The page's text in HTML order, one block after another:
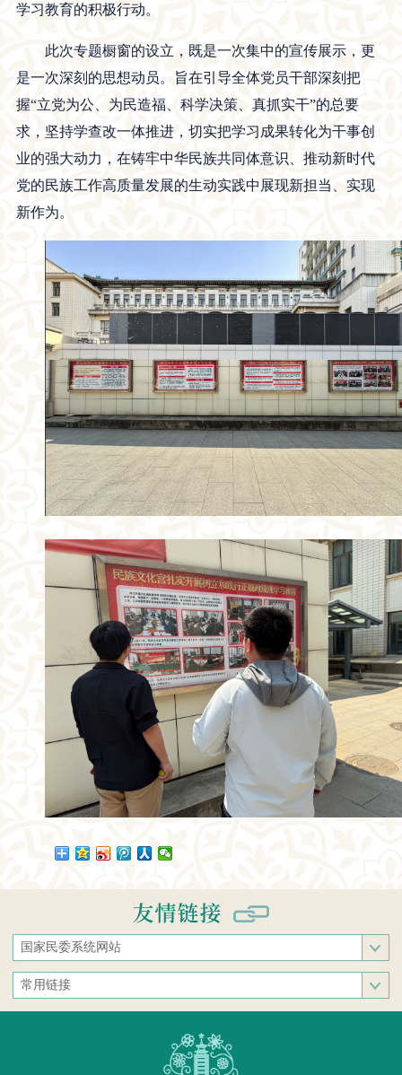
学习教育的积极行动。
此次专题橱窗的设立，既是一次集中的宣传展示，更
是一次深刻的思想动员。旨在引导全体党员干部深刻把
握“立党为公、为民造福、科学决策、真抓实干”的总要
求，坚持学查改一体推进，切实把学习成果转化为干事创
业的强大动力，在铸牢中华民族共同体意识、推动新时代
党的民族工作高质量发展的生动实践中展现新担当、实现
新作为。
国家民委系统网站
国家民族事务委员会
中央民族大学
常用链接
中央统战部